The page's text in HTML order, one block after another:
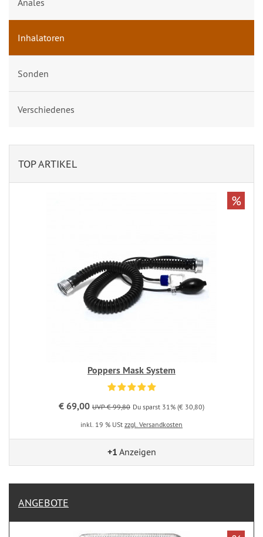
Anales
Inhalatoren
Sonden
Verschiedenes
TOP ARTIKEL
Poppers Mask System
€ 69,00 UVP € 99,80 Du sparst 31% (€ 30,80)
inkl. 19 % USt zzgl. Versandkosten
%
+1 Anzeigen
ANGEBOTE